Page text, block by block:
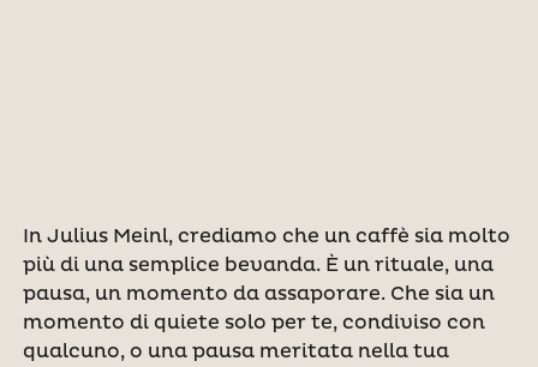
In Julius Meinl, crediamo che un caffè sia molto
più di una semplice bevanda. È un rituale, una
pausa, un momento da assaporare. Che sia un
momento di quiete solo per te, condiviso con
qualcuno, o una pausa meritata nella tua